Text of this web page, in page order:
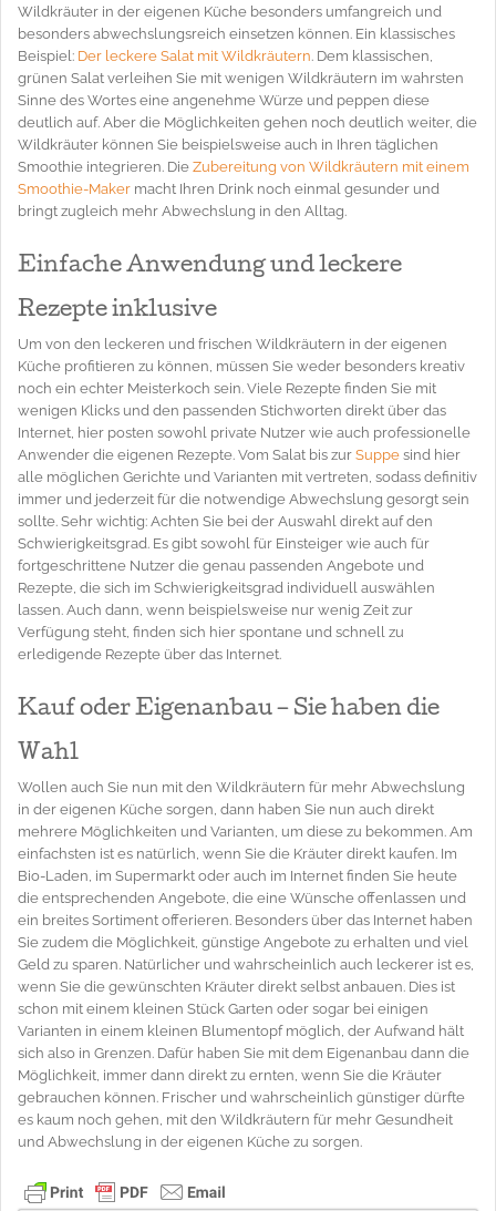
Wildkräuter in der eigenen Küche besonders umfangreich und
besonders abwechslungsreich einsetzen können. Ein klassisches
Beispiel: Der leckere Salat mit Wildkräutern. Dem klassischen,
grünen Salat verleihen Sie mit wenigen Wildkräutern im wahrsten
Sinne des Wortes eine angenehme Würze und peppen diese
deutlich auf. Aber die Möglichkeiten gehen noch deutlich weiter, die
Wildkräuter können Sie beispielsweise auch in Ihren täglichen
Smoothie integrieren. Die Zubereitung von Wildkräutern mit einem
Smoothie-Maker macht Ihren Drink noch einmal gesunder und
bringt zugleich mehr Abwechslung in den Alltag.
Einfache Anwendung und leckere
Rezepte inklusive
Um von den leckeren und frischen Wildkräutern in der eigenen
Küche profitieren zu können, müssen Sie weder besonders kreativ
noch ein echter Meisterkoch sein. Viele Rezepte finden Sie mit
wenigen Klicks und den passenden Stichworten direkt über das
Internet, hier posten sowohl private Nutzer wie auch professionelle
Anwender die eigenen Rezepte. Vom Salat bis zur Suppe sind hier
alle möglichen Gerichte und Varianten mit vertreten, sodass definitiv
immer und jederzeit für die notwendige Abwechslung gesorgt sein
sollte. Sehr wichtig: Achten Sie bei der Auswahl direkt auf den
Schwierigkeitsgrad. Es gibt sowohl für Einsteiger wie auch für
fortgeschrittene Nutzer die genau passenden Angebote und
Rezepte, die sich im Schwierigkeitsgrad individuell auswählen
lassen. Auch dann, wenn beispielsweise nur wenig Zeit zur
Verfügung steht, finden sich hier spontane und schnell zu
erledigende Rezepte über das Internet.
Kauf oder Eigenanbau – Sie haben die
Wahl
Wollen auch Sie nun mit den Wildkräutern für mehr Abwechslung
in der eigenen Küche sorgen, dann haben Sie nun auch direkt
mehrere Möglichkeiten und Varianten, um diese zu bekommen. Am
einfachsten ist es natürlich, wenn Sie die Kräuter direkt kaufen. Im
Bio-Laden, im Supermarkt oder auch im Internet finden Sie heute
die entsprechenden Angebote, die eine Wünsche offenlassen und
ein breites Sortiment offerieren. Besonders über das Internet haben
Sie zudem die Möglichkeit, günstige Angebote zu erhalten und viel
Geld zu sparen. Natürlicher und wahrscheinlich auch leckerer ist es,
wenn Sie die gewünschten Kräuter direkt selbst anbauen. Dies ist
schon mit einem kleinen Stück Garten oder sogar bei einigen
Varianten in einem kleinen Blumentopf möglich, der Aufwand hält
sich also in Grenzen. Dafür haben Sie mit dem Eigenanbau dann die
Möglichkeit, immer dann direkt zu ernten, wenn Sie die Kräuter
gebrauchen können. Frischer und wahrscheinlich günstiger dürfte
es kaum noch gehen, mit den Wildkräutern für mehr Gesundheit
und Abwechslung in der eigenen Küche zu sorgen.